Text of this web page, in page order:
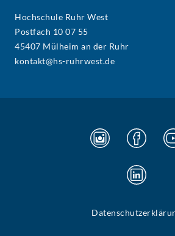
Hochschule Ruhr West
Postfach 10 07 55
45407 Mülheim an der Ruhr
kontakt@hs-ruhrwest.de